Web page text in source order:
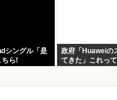
シングル「是
ちら!
政府「Huaweiの
てきた」これっ